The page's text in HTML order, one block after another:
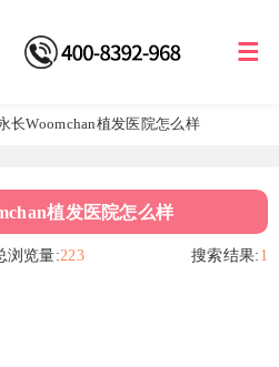
长Woomchan植发医院怎么样
植发医院怎么样
浏览量:223 搜索结果: 1